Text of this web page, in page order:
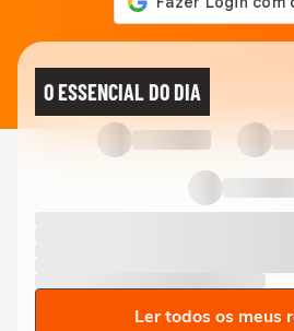
O ESSENCIAL DO DIA
Ler todos os meus